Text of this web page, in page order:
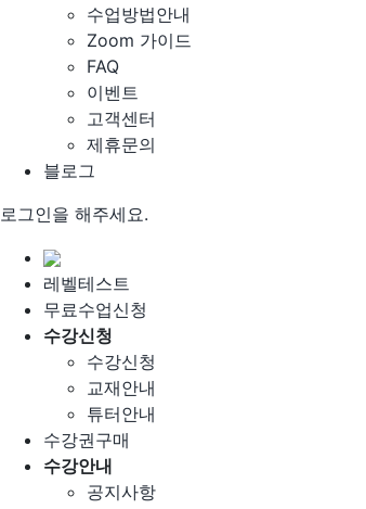
수업방법안내
Zoom 가이드
FAQ
이벤트
고객센터
제휴문의
블로그
로그인을 해주세요.
레벨테스트
무료수업신청
수강신청
수강신청
교재안내
튜터안내
수강권구매
수강안내
공지사항